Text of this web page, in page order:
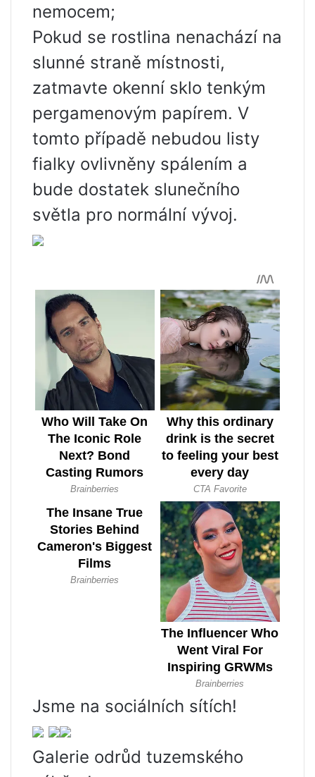
nemocem;
Pokud se rostlina nenachází na
slunné straně místnosti,
zatmavte okenní sklo tenkým
pergamenovým papírem. V
tomto případě nebudou listy
fialky ovlivněny spálením a
bude dostatek slunečního
světla pro normální vývoj.
Jsme na sociálních sítích!
Galerie odrůd tuzemského